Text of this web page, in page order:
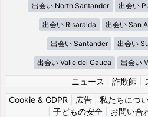
出会い North Santander 出会い
出会い Risaralda 出会い San
出会い Santander 出会い
出会い Valle del Cauca 出会い
ニュース 詐欺師
Cookie & GDPR
広告 私たちにつ
子どもの安全| お問い合